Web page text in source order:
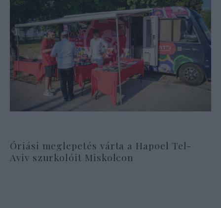
Óriási meglepetés várta a Hapoel Tel-
Aviv szurkolóit Miskolcon